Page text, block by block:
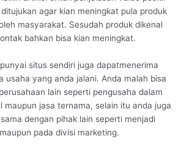
agar kian meningkat pula produk
masyarakat. Sesudah produk dikenal
bahkan bisa kian meningkat.
situs sendiri juga dapatmenerima
usaha yang anda jalani. Anda malah bisa
lain seperti pengusaha dalam
maupun jasa ternama, selain itu anda juga
dengan pihak lain seperti menjadi
pada divisi marketing.